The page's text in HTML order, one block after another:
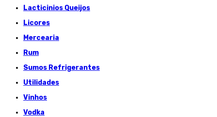
Lacticinios Queijos
Licores
Mercearia
Rum
Sumos Refrigerantes
Utilidades
Vinhos
Vodka